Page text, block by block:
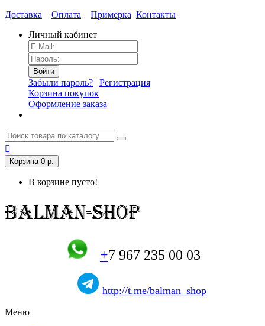
Доставка Оплата Примерка Контакты
Личный кабинет
Забыли пароль? | Регистрация
Корзина покупок
Оформление заказа
Корзина 0 р.
В корзине пусто!
+7 967 235 00 03
http://t.me/balman_shop
Меню